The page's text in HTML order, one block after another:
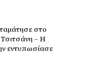
στο
– Η
εντυπωσίασε